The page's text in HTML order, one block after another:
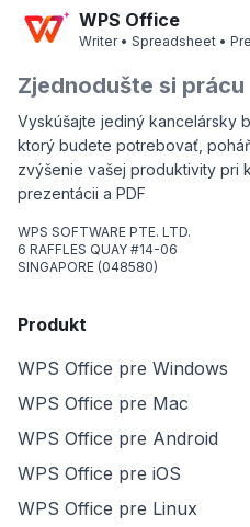
WPS Office
Writer • Spreadsheet •
Zjednodušte si prácu
Vyskúšajte jediný kancelársky
ktorý budete potrebovať,
zvýšenie vašej produktivity pri
prezentácii a PDF
WPS SOFTWARE PTE. LTD.
6 RAFFLES QUAY #14-06
SINGAPORE (048580)
Produkt
WPS Office pre Windows
WPS Office pre Mac
WPS Office pre Android
WPS Office pre iOS
WPS Office pre Linux